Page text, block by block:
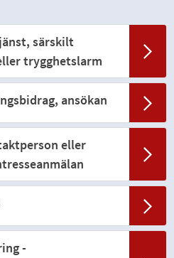
särskilt
trygghetslarm
ansökan
eller
-